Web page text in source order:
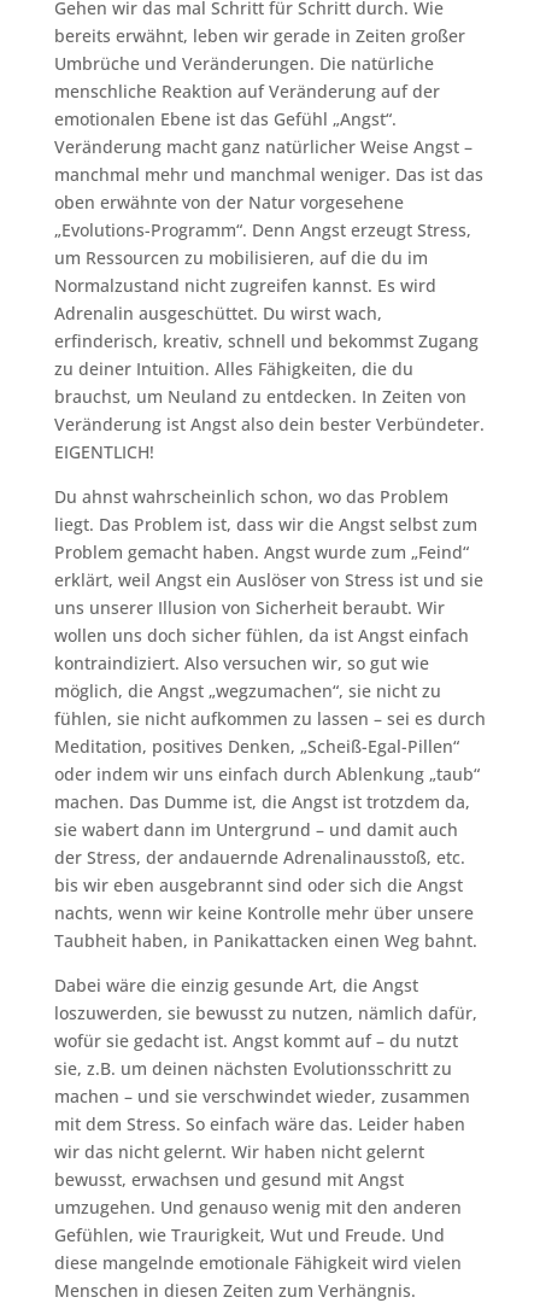
Gehen wir das mal Schritt für Schritt durch. Wie
bereits erwähnt, leben wir gerade in Zeiten großer
Umbrüche und Veränderungen. Die natürliche
menschliche Reaktion auf Veränderung auf der
emotionalen Ebene ist das Gefühl „Angst“.
Veränderung macht ganz natürlicher Weise Angst –
manchmal mehr und manchmal weniger. Das ist das
oben erwähnte von der Natur vorgesehene
„Evolutions-Programm“. Denn Angst erzeugt Stress,
um Ressourcen zu mobilisieren, auf die du im
Normalzustand nicht zugreifen kannst. Es wird
Adrenalin ausgeschüttet. Du wirst wach,
erfinderisch, kreativ, schnell und bekommst Zugang
zu deiner Intuition. Alles Fähigkeiten, die du
brauchst, um Neuland zu entdecken. In Zeiten von
Veränderung ist Angst also dein bester Verbündeter.
EIGENTLICH!
Du ahnst wahrscheinlich schon, wo das Problem
liegt. Das Problem ist, dass wir die Angst selbst zum
Problem gemacht haben. Angst wurde zum „Feind“
erklärt, weil Angst ein Auslöser von Stress ist und sie
uns unserer Illusion von Sicherheit beraubt. Wir
wollen uns doch sicher fühlen, da ist Angst einfach
kontraindiziert. Also versuchen wir, so gut wie
möglich, die Angst „wegzumachen“, sie nicht zu
fühlen, sie nicht aufkommen zu lassen – sei es durch
Meditation, positives Denken, „Scheiß-Egal-Pillen“
oder indem wir uns einfach durch Ablenkung „taub“
machen. Das Dumme ist, die Angst ist trotzdem da,
sie wabert dann im Untergrund – und damit auch
der Stress, der andauernde Adrenalinausstoß, etc.
bis wir eben ausgebrannt sind oder sich die Angst
nachts, wenn wir keine Kontrolle mehr über unsere
Taubheit haben, in Panikattacken einen Weg bahnt.
Dabei wäre die einzig gesunde Art, die Angst
loszuwerden, sie bewusst zu nutzen, nämlich dafür,
wofür sie gedacht ist. Angst kommt auf – du nutzt
sie, z.B. um deinen nächsten Evolutionsschritt zu
machen – und sie verschwindet wieder, zusammen
mit dem Stress. So einfach wäre das. Leider haben
wir das nicht gelernt. Wir haben nicht gelernt
bewusst, erwachsen und gesund mit Angst
umzugehen. Und genauso wenig mit den anderen
Gefühlen, wie Traurigkeit, Wut und Freude. Und
diese mangelnde emotionale Fähigkeit wird vielen
Menschen in diesen Zeiten zum Verhängnis.